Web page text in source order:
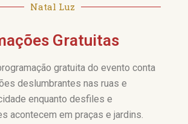
Natal Luz
Gratuitas
gratuita do evento conta
deslumbrantes nas ruas e
enquanto desfiles e
acontecem em praças e jardins.